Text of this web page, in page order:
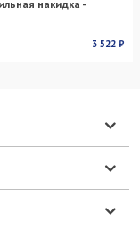
накидка -
3 522 ₽